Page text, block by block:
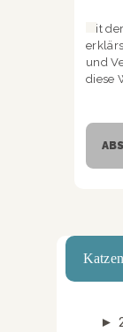
Mit
und
diese
►